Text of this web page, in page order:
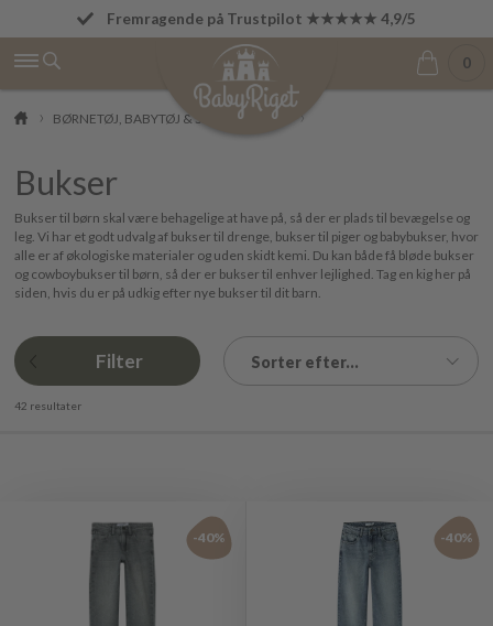
Fri fragt fra 499 kr.
Fremragende på Trustpilot ★★★★★ 4,9/5
0
BØRNETØJ, BABYTØJ & SKO Bukser
Bukser
Bukser til børn skal være behagelige at have på, så der er plads til bevægelse og
leg. Vi har et godt udvalg af bukser til drenge, bukser til piger og babybukser, hvor
alle er af økologiske materialer og uden skidt kemi. Du kan både få bløde bukser
og cowboybukser til børn, så der er bukser til enhver lejlighed. Tag en kig her på
siden, hvis du er på udkig efter nye bukser til dit barn.
Filter Sorter efter...
42 resultater
-40% -40%